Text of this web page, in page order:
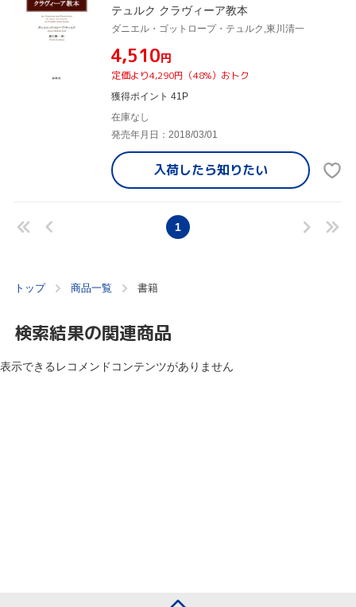
テュルク クラヴィーア教本
ダニエル・ゴットロープ・テュルク,東川清一
¥4,510円
定価より4,290円（48%）おトク
獲得ポイント 41P
在庫なし
発売年月日：2018/03/01
入荷したら知りたい
1
トップ 商品一覧 書籍
検索結果の関連商品
表示できるレコメンドコンテンツがありません